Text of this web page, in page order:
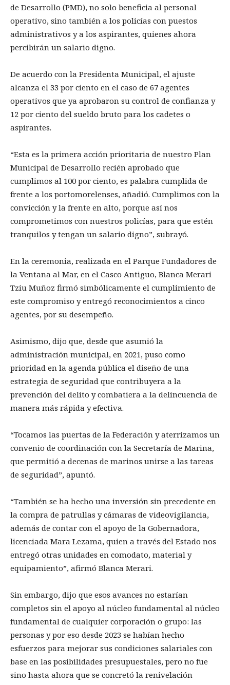
de Desarrollo (PMD), no solo beneficia al personal
operativo, sino también a los policías con puestos
administrativos y a los aspirantes, quienes ahora
percibirán un salario digno.
De acuerdo con la Presidenta Municipal, el ajuste
alcanza el 33 por ciento en el caso de 67 agentes
operativos que ya aprobaron su control de confianza y
12 por ciento del sueldo bruto para los cadetes o
aspirantes.
“Esta es la primera acción prioritaria de nuestro Plan
Municipal de Desarrollo recién aprobado que
cumplimos al 100 por ciento, es palabra cumplida de
frente a los portomorelenses, añadió. Cumplimos con la
convicción y la frente en alto, porque así nos
comprometimos con nuestros policías, para que estén
tranquilos y tengan un salario digno”, subrayó.
En la ceremonia, realizada en el Parque Fundadores de
la Ventana al Mar, en el Casco Antiguo, Blanca Merari
Tziu Muñoz firmó simbólicamente el cumplimiento de
este compromiso y entregó reconocimientos a cinco
agentes, por su desempeño.
Asimismo, dijo que, desde que asumió la
administración municipal, en 2021, puso como
prioridad en la agenda pública el diseño de una
estrategia de seguridad que contribuyera a la
prevención del delito y combatiera a la delincuencia de
manera más rápida y efectiva.
“Tocamos las puertas de la Federación y aterrizamos un
convenio de coordinación con la Secretaría de Marina,
que permitió a decenas de marinos unirse a las tareas
de seguridad”, apuntó.
“También se ha hecho una inversión sin precedente en
la compra de patrullas y cámaras de videovigilancia,
además de contar con el apoyo de la Gobernadora,
licenciada Mara Lezama, quien a través del Estado nos
entregó otras unidades en comodato, material y
equipamiento”, afirmó Blanca Merari.
Sin embargo, dijo que esos avances no estarían
completos sin el apoyo al núcleo fundamental al núcleo
fundamental de cualquier corporación o grupo: las
personas y por eso desde 2023 se habían hecho
esfuerzos para mejorar sus condiciones salariales con
base en las posibilidades presupuestales, pero no fue
sino hasta ahora que se concretó la renivelación